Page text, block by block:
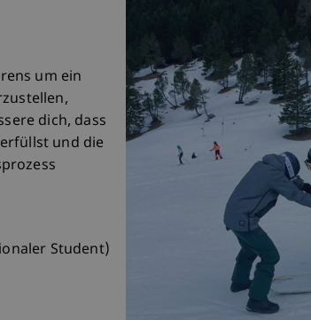
um ein
dich, dass
und die
Student)